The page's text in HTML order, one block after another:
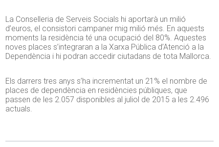
La Conselleria de Serveis Socials hi aportarà un milió
d’euros, el consistori campaner mig milió més. En aquests
moments la residència té una ocupació del 80%. Aquestes
noves places s’integraran a la Xarxa Pública d’Atenció a la
Dependència i hi podran accedir ciutadans de tota Mallorca.
Els darrers tres anys s’ha incrementat un 21% el nombre de
places de dependència en residències públiques, que
passen de les 2.057 disponibles al juliol de 2015 a les 2.496
actuals.